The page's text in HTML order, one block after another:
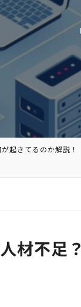
起きてるのか解説！
材不足